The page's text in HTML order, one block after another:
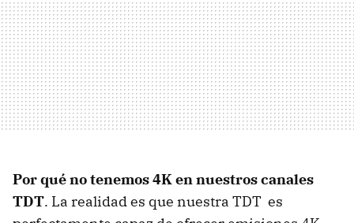
Por qué no tenemos 4K en nuestros canales
TDT. La realidad es que nuestra TDT es